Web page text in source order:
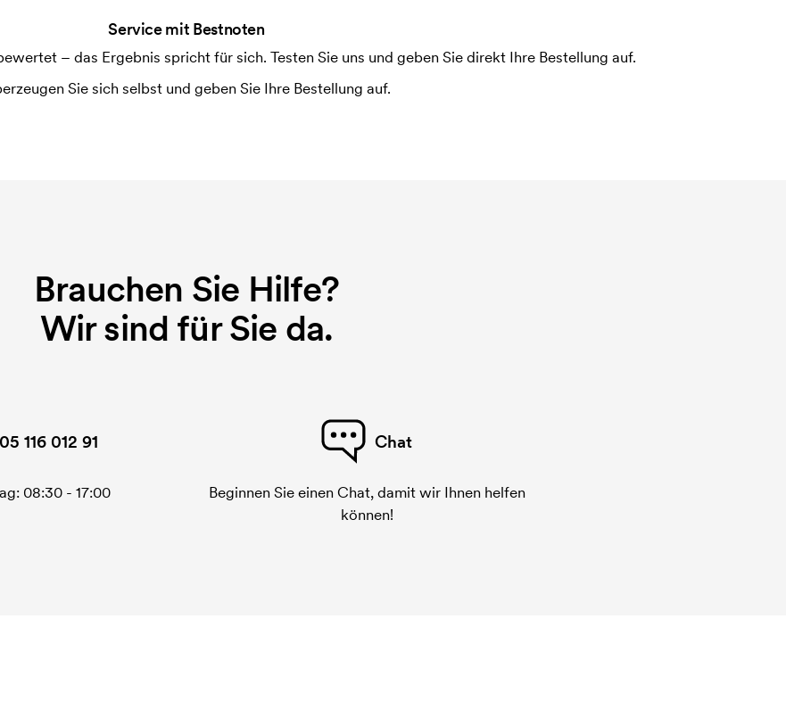
benötigt. Bei einer
Service mit Bestnoten
– das Ergebnis spricht für sich. Testen Sie uns und geben Sie direkt Ihre Bestellung auf.
Sie sich selbst und geben Sie Ihre Bestellung auf.
Brauchen Sie Hilfe?
Wir sind für Sie da.
116 012 91
08:30 - 17:00
Chat
Beginnen Sie einen Chat, damit wir Ihnen helfen
können!